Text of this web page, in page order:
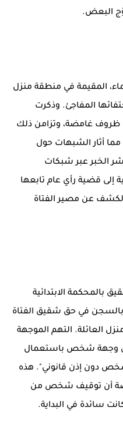
البعض.
المقيمة في منطقة منزل
المفاجئ. وذكرت
ظروف غامضة، وتزامن ذلك
أثار الشبهات حول
الخبر عبر شبكات
إلى قضية رأي عام تابعها
عن مصير الفتاة
بالمحكمة الابتدائية
بالسجن في حق شقيق الفتاة
العائلة. التهم الموجهة
وجهة شخص باستعمال
دون إذن قانوني". هذه
أن توقيف شخص من
سائدة في البداية.